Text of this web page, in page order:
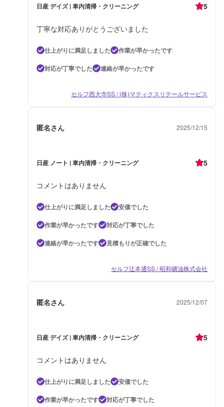
日産 デイズ | 車内清掃・クリーニング 5
丁寧な対応ありがとうございました
仕上がりに満足しました
作業が早かったです
対応が丁寧でした
連絡が早かったです
セルフ西大寺SS / (株)マティクスリテールサービス
匿名さん 2025/12/15
日産 ノート | 車内清掃・クリーニング 5
コメントはありません
仕上がりに満足しました
安価でした
作業が早かったです
対応が丁寧でした
連絡が早かったです
見積もりが正確でした
セルフ辻本通SS / 昭和礦油株式会社
匿名さん 2025/12/07
日産 デイズ | 車内清掃・クリーニング 5
コメントはありません
仕上がりに満足しました
安価でした
作業が早かったです
対応が丁寧でした